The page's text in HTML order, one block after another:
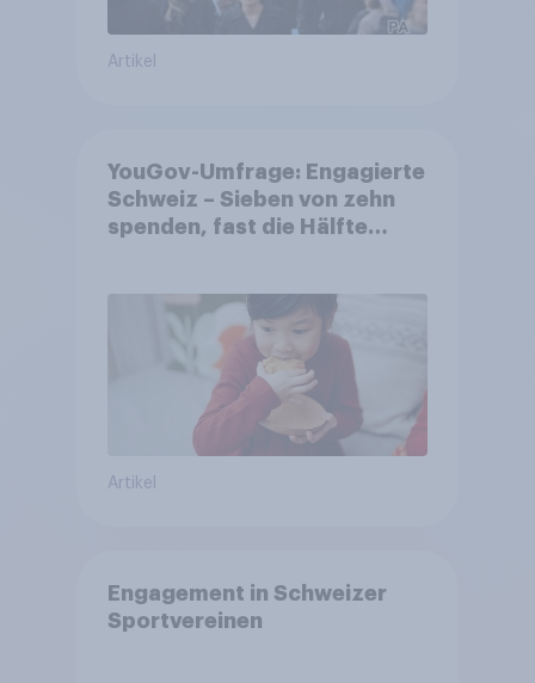
Artikel
YouGov-Umfrage: Engagierte
Schweiz – Sieben von zehn
spenden, fast die Hälfte
Artikel
Engagement in Schweizer
Sportvereinen